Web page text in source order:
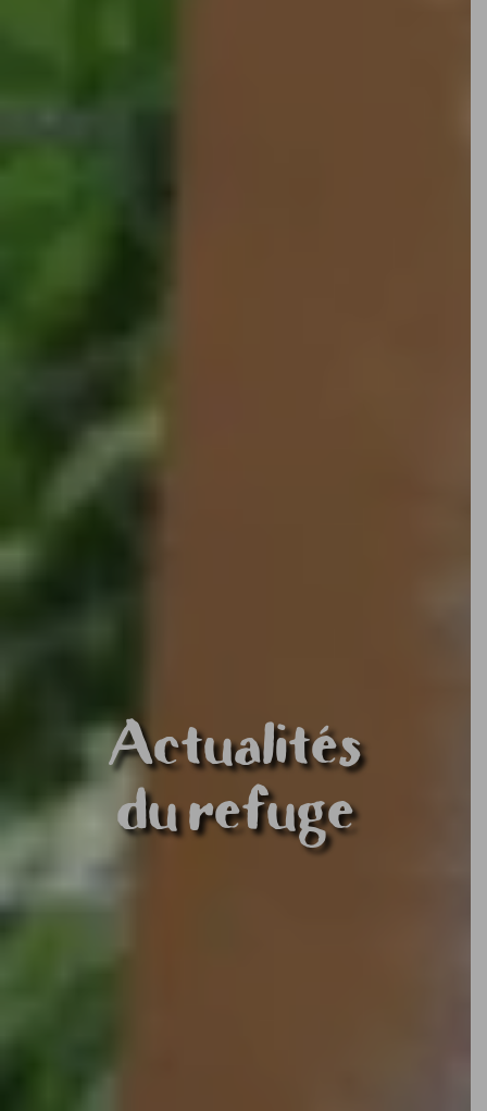
Actualités
du refuge